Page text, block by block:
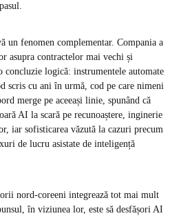
un fenomen complementar. Compania a
asupra contractelor mai vechi și
concluzie logică: instrumentele automate
scris cu ani în urmă, cod pe care nimeni
merge pe aceeași linie, spunând că
AI la scară pe recunoaștere, inginerie
iar sofisticarea văzută la cazuri precum
de lucru asistate de inteligență
nord-coreeni integrează tot mai mult
în viziunea lor, este să desfășori AI